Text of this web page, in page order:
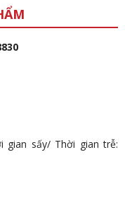
gian sấy/ Thời gian trễ: